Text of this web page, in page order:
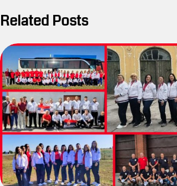
Related Posts